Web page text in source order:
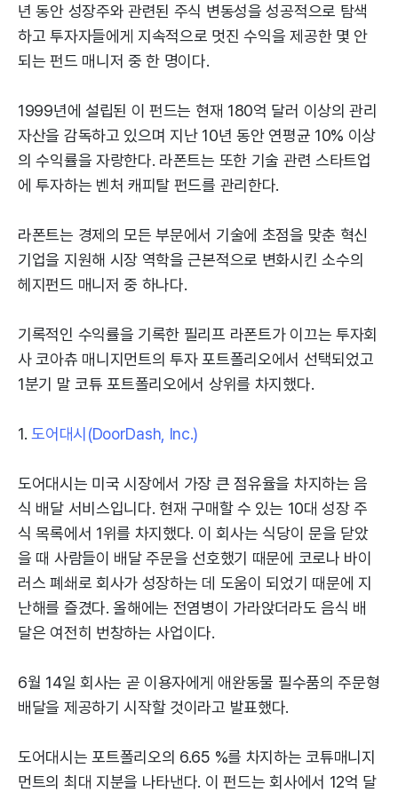
년 동안 성장주와 관련된 주식 변동성을 성공적으로 탐색
하고 투자자들에게 지속적으로 멋진 수익을 제공한 몇 안
되는 펀드 매니저 중 한 명이다.
1999년에 설립된 이 펀드는 현재 180억 달러 이상의 관리
자산을 감독하고 있으며 지난 10년 동안 연평균 10% 이상
의 수익률을 자랑한다. 라폰트는 또한 기술 관련 스타트업
에 투자하는 벤처 캐피탈 펀드를 관리한다.
라폰트는 경제의 모든 부문에서 기술에 초점을 맞춘 혁신
기업을 지원해 시장 역학을 근본적으로 변화시킨 소수의
헤지펀드 매니저 중 하나다.
기록적인 수익률을 기록한 필리프 라폰트가 이끄는 투자회
사 코아츄 매니지먼트의 투자 포트폴리오에서 선택되었고
1분기 말 코튜 포트폴리오에서 상위를 차지했다.
1.도어대시(DoorDash, Inc.)
도어대시는 미국 시장에서 가장 큰 점유율을 차지하는 음
식 배달 서비스입니다. 현재 구매할 수 있는 10대 성장 주
식 목록에서 1위를 차지했다. 이 회사는 식당이 문을 닫았
을 때 사람들이 배달 주문을 선호했기 때문에 코로나 바이
러스 폐쇄로 회사가 성장하는 데 도움이 되었기 때문에 지
난해를 즐겼다. 올해에는 전염병이 가라앉더라도 음식 배
달은 여전히 ​​번창하는 사업이다.
6월 14일 회사는 곧 이용자에게 애완동물 필수품의 주문형
배달을 제공하기 시작할 것이라고 발표했다.
도어대시는 포트폴리오의 6.65 %를 차지하는 코튜매니지
먼트의 최대 지분을 나타낸다. 이 펀드는 회사에서 12억 달